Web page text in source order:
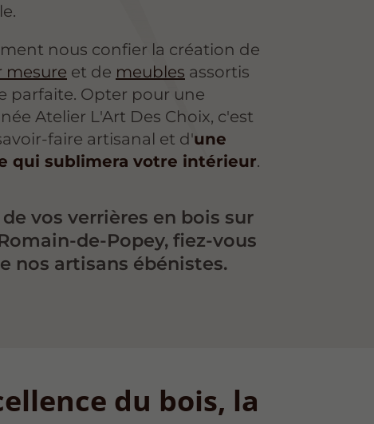
nous confier la création de
mesure et de meubles assortis
parfaite. Opter pour une
Atelier L'Art Des Choix, c'est
faire artisanal et d'une
qui sublimera votre intérieur.
vos verrières en bois sur
de-Popey, fiez-vous
nos artisans ébénistes.
du bois, la